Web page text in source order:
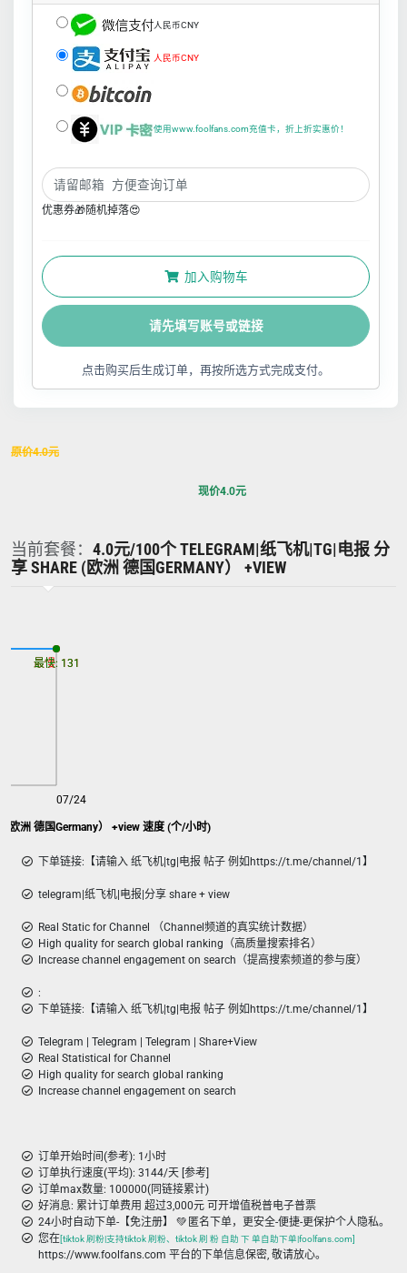
人民币CNY
人民币CNY
使用www.foolfans.com充值卡，折上折实惠价！
优惠券🎁随机掉落😍
加入购物车
请先填写账号或链接
点击购买后生成订单，再按所选方式完成支付。
原价4.0元
现价4.0元
当前套餐： 4.0元/100个 TELEGRAM|纸飞机|TG|电报 分
享 SHARE (欧洲 德国GERMANY） +VIEW
|TG|电报 分享 share (欧洲 德国Germany） +view 速度 (个/小时)
07/24
最慢: 131
最快: 131
下单链接:【请输入 纸飞机|tg|电报 帖子 例如https://t.me/channel/1】
telegram|纸飞机|电报|分享 share + view
Real Static for Channel （Channel频道的真实统计数据）
High quality for search global ranking（高质量搜索排名）
Increase channel engagement on search（提高搜索频道的参与度）
:
下单链接:【请输入 纸飞机|tg|电报 帖子 例如https://t.me/channel/1】
Telegram | Telegram | Telegram | Share+View
Real Statistical for Channel
High quality for search global ranking
Increase channel engagement on search
订单开始时间(参考): 1小时
订单执行速度(平均): 3144/天 [参考]
订单max数量: 100000(同链接累计)
好消息: 累计订单费用 超过3,000元 可开增值税普电子普票
24小时自动下单-【免注册】 💚 匿名下单，更安全-便捷-更保护个人隐私。
您在[tiktok 刷粉|支持tiktok 刷粉、tiktok 刷 粉 自助 下 单自助下单|foolfans.com]
https://www.foolfans.com 平台的下单信息保密, 敬请放心。